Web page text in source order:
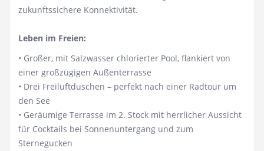
zukunftssichere Konnektivität.
Leben im Freien:
• Großer, mit Salzwasser chlorierter Pool, flankiert von
einer großzügigen Außenterrasse
• Drei Freiluftduschen – perfekt nach einer Radtour um
den See
• Geräumige Terrasse im 2. Stock mit herrlicher Aussicht
für Cocktails bei Sonnenuntergang und zum
Sternegucken